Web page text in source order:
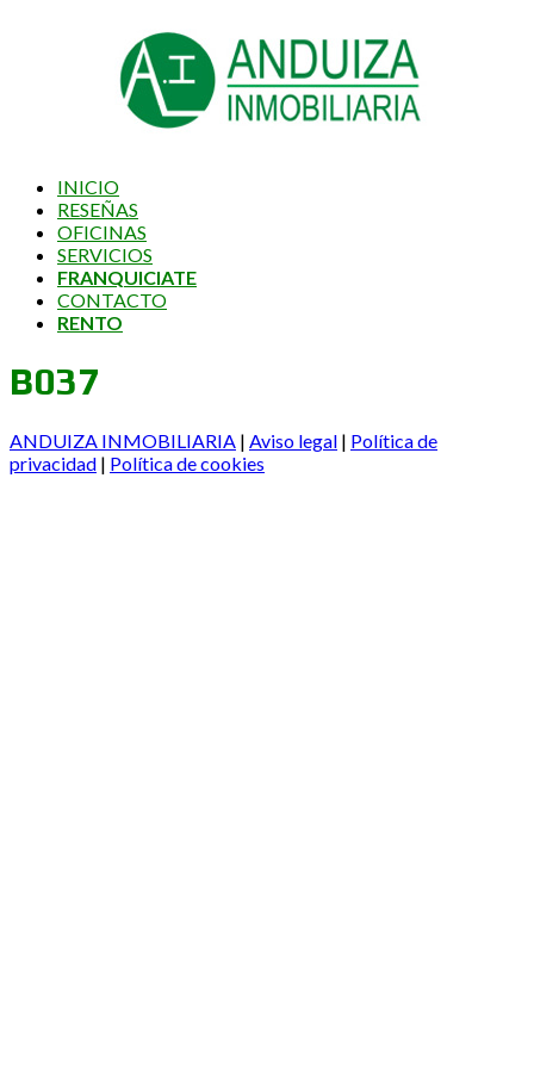
INICIO
RESEÑAS
OFICINAS
SERVICIOS
FRANQUICIATE
CONTACTO
RENTO
B037
ANDUIZA INMOBILIARIA | Aviso legal | Política de
privacidad | Política de cookies